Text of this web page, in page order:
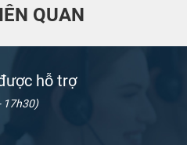
QUAN
hỗ trợ
17h30)